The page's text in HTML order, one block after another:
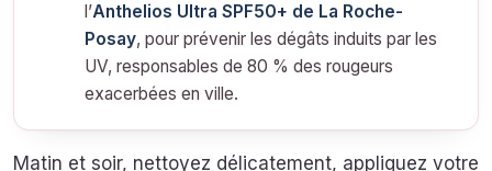
l’Anthelios Ultra SPF50+ de La Roche-
Posay, pour prévenir les dégâts induits par les
UV, responsables de 80 % des rougeurs
exacerbées en ville.
Matin et soir, nettoyez délicatement, appliquez votre